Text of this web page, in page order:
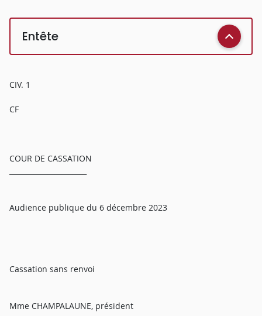
Entête
CIV. 1
CF
COUR DE CASSATION
Audience publique du 6 décembre 2023
Cassation sans renvoi
Mme CHAMPALAUNE, président